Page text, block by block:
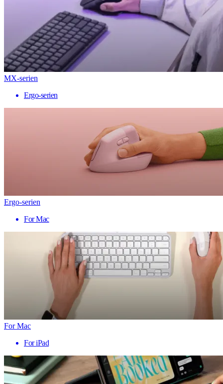
MX-serien
Ergo-serien
Ergo-serien
For Mac
For Mac
For iPad